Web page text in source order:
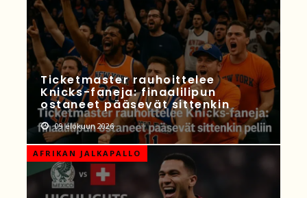
Ticketmaster rauhoittelee
Knicks-faneja: finaalilipun
ostaneet pääsevät sittenkin
09 elokuun 2026
AFRIKAN JALKAPALLO